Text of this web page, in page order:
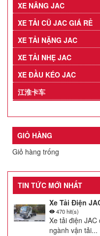
XE NÂNG JAC
XE TẢI CŨ JAC GIÁ RẺ
XE TẢI NẶNG JAC
XE TẢI NHẸ JAC
XE ĐẦU KÉO JAC
江淮卡车
GIỎ HÀNG
Giỏ hàng trống
TIN TỨC MỚI NHẤT
Xe Tải Điện
470 hit(s)
Xe tải điện
ngành vận tải...